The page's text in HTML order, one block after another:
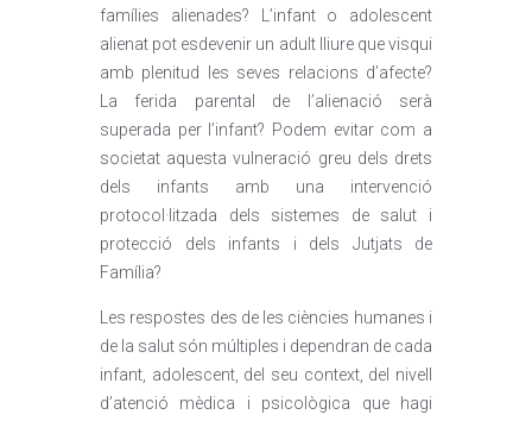
famílies alienades? L’infant o adolescent
alienat pot esdevenir un adult lliure que visqui
amb plenitud les seves relacions d’afecte?
La ferida parental de l’alienació serà
superada per l’infant? Podem evitar com a
societat aquesta vulneració greu dels drets
dels infants amb una intervenció
protocol·litzada dels sistemes de salut i
protecció dels infants i dels Jutjats de
Família?
Les respostes des de les ciències humanes i
de la salut són múltiples i dependran de cada
infant, adolescent, del seu context, del nivell
d’atenció mèdica i psicològica que hagi